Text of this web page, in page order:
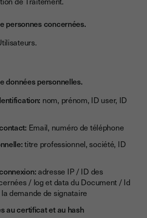
personnes concernées.
données personnelles.
nom, prénom, ID user, ID
Email, numéro de téléphone
titre professionnel, société, ID
adresse IP / ID des
/ log et data du Document / Id
demande de signataire
au certificat et au hash